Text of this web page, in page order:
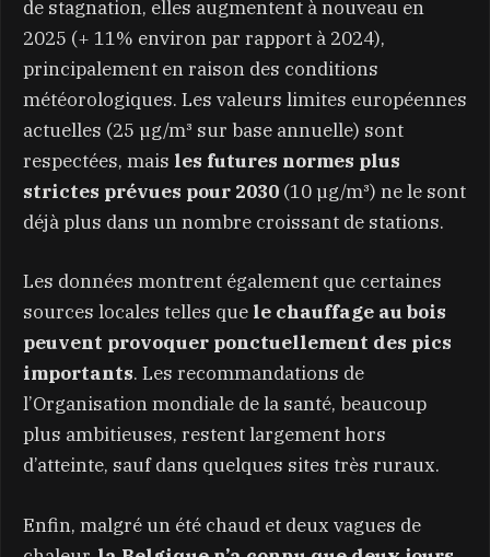
de stagnation, elles augmentent à nouveau en
2025 (+ 11% environ par rapport à 2024),
principalement en raison des conditions
météorologiques. Les valeurs limites européennes
actuelles (25 µg/m³ sur base annuelle) sont
respectées, mais les futures normes plus
strictes prévues pour 2030 (10 µg/m³) ne le sont
déjà plus dans un nombre croissant de stations.
Les données montrent également que certaines
sources locales telles que le chauffage au bois
peuvent provoquer ponctuellement des pics
importants. Les recommandations de
l’Organisation mondiale de la santé, beaucoup
plus ambitieuses, restent largement hors
d’atteinte, sauf dans quelques sites très ruraux.
Enfin, malgré un été chaud et deux vagues de